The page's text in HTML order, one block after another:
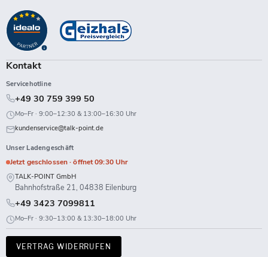
auf
FacebookInstagramLinkedInTikTokTwitch
Kontakt
Servicehotline
+49 30 759 399 50
Mo–Fr · 9:00–12:30 & 13:00–16:30 Uhr
kundenservice@talk-point.de
Unser Ladengeschäft
Jetzt geschlossen · öffnet 09:30 Uhr
TALK-POINT GmbH
Bahnhofstraße 21, 04838 Eilenburg
+49 3423 7099811
Mo–Fr · 9:30–13:00 & 13:30–18:00 Uhr
VERTRAG WIDERRUFEN